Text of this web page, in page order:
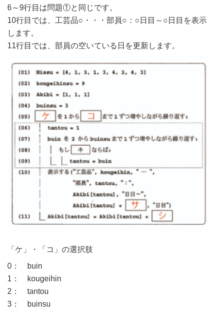
6～9行目は問題①と同じです。
10行目では、工芸品○・・・部員○：○日目～○日目を表示
します。
11行目では、部員の空いている日を更新します。
「ケ」・「コ」の選択肢
0： buin
1： kougeihin
2： tantou
3： buinsu